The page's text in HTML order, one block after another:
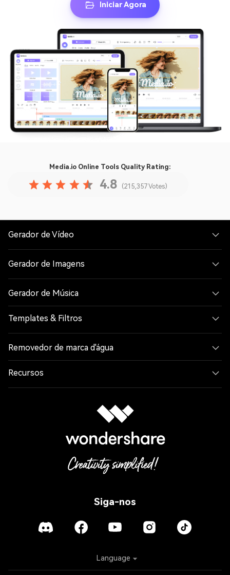
Iniciar Agora
Media.io Online ToolsQuality Rating:
4.8 (215,357 Votes)
Siga-nos
Gerador de Vídeo
Gerador de Imagens
Gerador de Música
Templates & Filtros
Removedor de marca d'água
Recursos
Language